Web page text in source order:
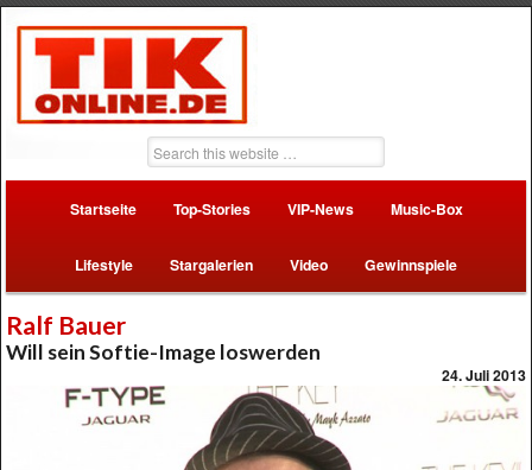
Startseite Top-Stories VIP-News Music-Box
Lifestyle Stargalerien Video Gewinnspiele
Ralf Bauer
Will sein Softie-Image loswerden
24. Juli 2013